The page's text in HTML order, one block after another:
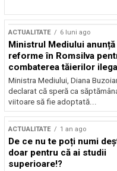
ACTUALITATE 6 luni ago
Ministrul Mediului anunță
reforme în Romsilva
combaterea tăierilor
Ministra Mediului, Diana
declarat că speră ca
viitoare să fie adoptată...
ACTUALITATE 1 an ago
De ce nu te poți numi
doar pentru că ai studii
superioare!?